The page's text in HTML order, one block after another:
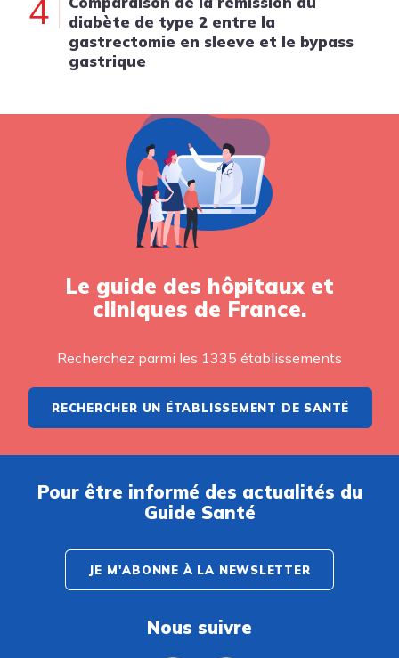
4
diabète de type 2 entre la
gastrectomie en sleeve et le bypass
gastrique
Le guide des hôpitaux et
cliniques de France.
Recherchez parmi les 1335 établissements
RECHERCHER UN ÉTABLISSEMENT DE SANTÉ
Pour être informé des actualités du
Guide Santé
JE M'ABONNE À LA NEWSLETTER
Nous suivre